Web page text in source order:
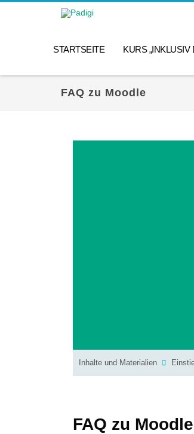
STARTSEITE KURS „INKLUSIV
FAQ zu Moodle
Inhalte und Materialien
FAQ zu Moodle